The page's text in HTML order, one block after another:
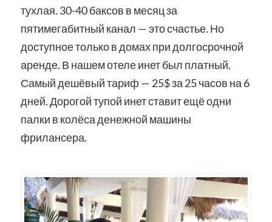
тухлая. 30-40 баксов в месяц за
пятимегабитный канал — это счастье. Но
доступное только в домах при долгосрочной
аренде. В нашем отеле инет был платный.
Самый дешёвый тариф — 25$ за 25 часов на 6
дней. Дорогой тупой инет ставит ещё одни
палки в колёса денежной машины
фрилансера.